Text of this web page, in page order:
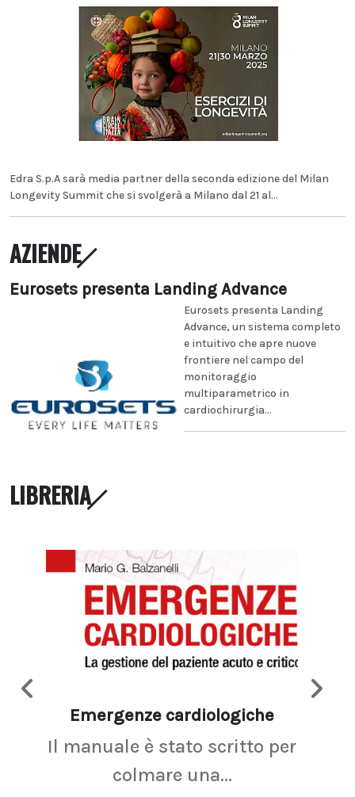
Edra S.p.A sarà media partner della seconda edizione del Milan
Longevity Summit che si svolgerà a Milano dal 21 al...
AZIENDE
Eurosets presenta Landing Advance
Eurosets presenta Landing
Advance, un sistema completo
e intuitivo che apre nuove
frontiere nel campo del
monitoraggio
multiparametrico in
cardiochirurgia...
LIBRERIA
Emergenze cardiologiche
Il manuale è stato scritto per
colmare una...